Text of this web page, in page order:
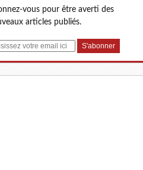
vous pour être averti des
articles publiés.